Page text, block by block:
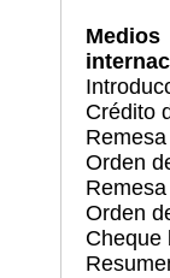
Crédito
Orden
Orden
Cheque